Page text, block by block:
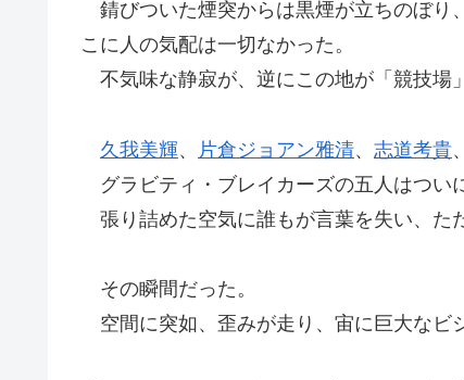
錆びついた煙突からは黒煙が立ちのぼり
こに人の気配は一切なかった。
不気味な静寂が、逆にこの地が「競技場
久我美輝、 片倉ジョアン雅清、 志道考貴、
グラビティ・ブレイカーズの五人はつい
張り詰めた空気に誰もが言葉を失い、た
その瞬間だった。
空間に突如、歪みが走り、宙に巨大なビ